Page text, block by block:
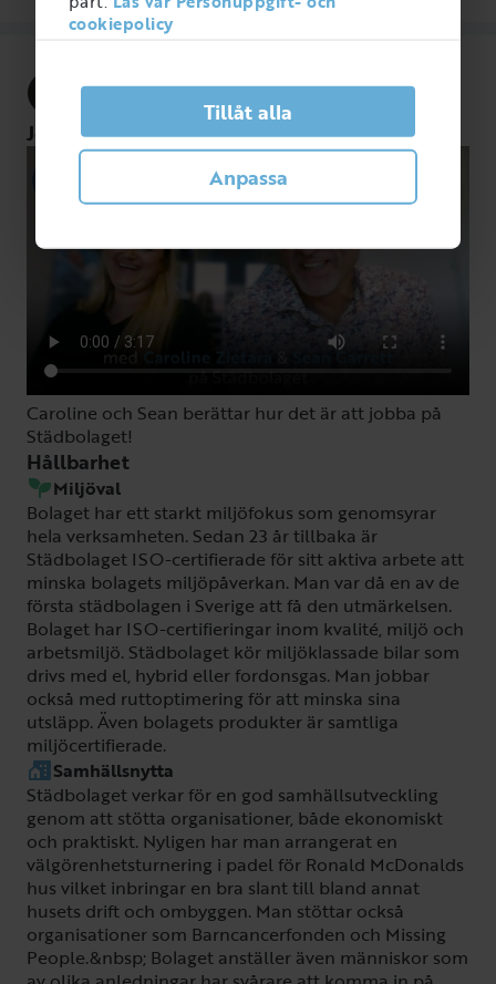
cookiepolicy
Tillåt alla
Anpassa
StädBolaget - Göteborg
stadbolaget.net/
Jobba på StädBolaget
Caroline och Sean berättar hur det är att jobba på
Städbolaget!
Hållbarhet
Miljöval
Bolaget har ett starkt miljöfokus som genomsyrar
hela verksamheten. Sedan 23 år tillbaka är
Städbolaget ISO-certifierade för sitt aktiva arbete att
minska bolagets miljöpåverkan. Man var då en av de
första städbolagen i Sverige att få den utmärkelsen.
Bolaget har ISO-certifieringar inom kvalité, miljö och
arbetsmiljö. Städbolaget kör miljöklassade bilar som
drivs med el, hybrid eller fordonsgas. Man jobbar
också med ruttoptimering för att minska sina
utsläpp. Även bolagets produkter är samtliga
miljöcertifierade.
Samhällsnytta
Städbolaget verkar för en god samhällsutveckling
genom att stötta organisationer, både ekonomiskt
och praktiskt. Nyligen har man arrangerat en
välgörenhetsturnering i padel för Ronald McDonalds
hus vilket inbringar en bra slant till bland annat
husets drift och ombyggen. Man stöttar också
organisationer som Barncancerfonden och Missing
People.&nbsp; Bolaget anställer även människor som